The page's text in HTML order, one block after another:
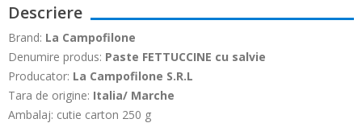
Descriere
Brand: La Campofilone
Denumire produs: Paste FETTUCCINE cu salvie
Producator: La Campofilone S.R.L
Tara de origine: Italia/ Marche
Ambalaj: cutie carton 250 g